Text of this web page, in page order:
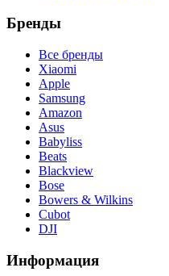
Бренды
Все бренды
Xiaomi
Apple
Samsung
Amazon
Asus
Babyliss
Beats
Blackview
Bose
Bowers & Wilkins
Cubot
DJI
Информация